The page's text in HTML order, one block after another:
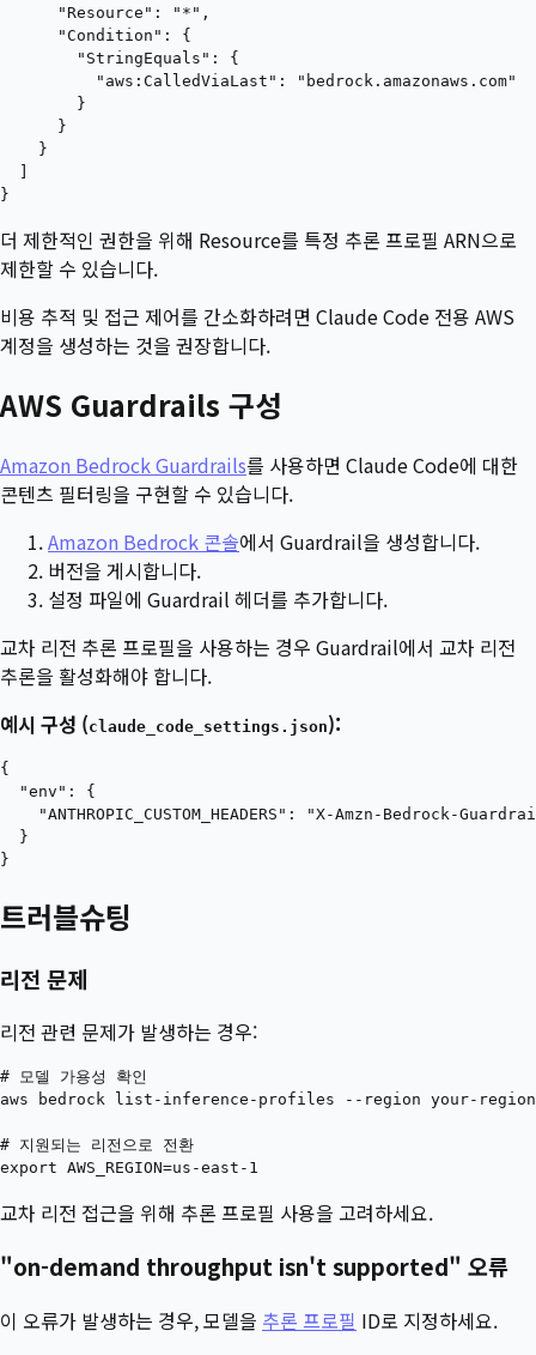
      "Resource": "*",
      "Condition": {
        "StringEquals": {
          "aws:CalledViaLast": "bedrock.amazonaws.com"
        }
      }
    }
더 제한적인 권한을 위해 Resource를 특정 추론 프로필 ARN으로
제한할 수 있습니다.
비용 추적 및 접근 제어를 간소화하려면 Claude Code 전용 AWS
계정을 생성하는 것을 권장합니다.
AWS Guardrails 구성
Amazon Bedrock Guardrails를 사용하면 Claude Code에 대한
콘텐츠 필터링을 구현할 수 있습니다.
Amazon Bedrock 콘솔에서 Guardrail을 생성합니다.
버전을 게시합니다.
설정 파일에 Guardrail 헤더를 추가합니다.
교차 리전 추론 프로필을 사용하는 경우 Guardrail에서 교차 리전
추론을 활성화해야 합니다.
예시 구성 (claude_code_settings.json):
{
  "env": {
"ANTHROPIC_CUSTOM_HEADERS": "X-Amzn-Bedrock-
  }
트러블슈팅
리전 문제
리전 관련 문제가 발생하는 경우:
# 모델 가용성 확인
aws bedrock list-inference-profiles --region your-region
# 지원되는 리전으로 전환
교차 리전 접근을 위해 추론 프로필 사용을 고려하세요.
"on-demand throughput isn't supported" 오류
이 오류가 발생하는 경우, 모델을 추론 프로필 ID로 지정하세요.